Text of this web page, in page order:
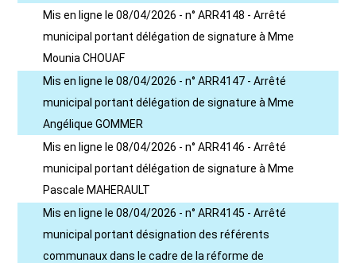
Mis en ligne le 08/04/2026 - n° ARR4148 - Arrêté
municipal portant délégation de signature à Mme
Mounia CHOUAF
Mis en ligne le 08/04/2026 - n° ARR4147 - Arrêté
municipal portant délégation de signature à Mme
Angélique GOMMER
Mis en ligne le 08/04/2026 - n° ARR4146 - Arrêté
municipal portant délégation de signature à Mme
Pascale MAHERAULT
Mis en ligne le 08/04/2026 - n° ARR4145 - Arrêté
municipal portant désignation des référents
communaux dans le cadre de la réforme de